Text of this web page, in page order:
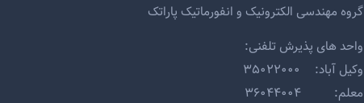
گروه مهندسی الکترونیک و انفورماتیک پاراتک
واحد های پذیرش تلفنی:
وکیل آباد: ۳۵۰۲۲۰۰۰
معلم: ۳۶۰۴۴۰۰۴